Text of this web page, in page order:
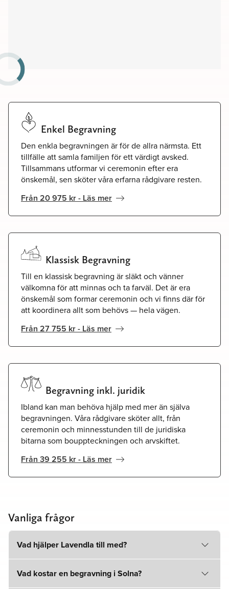
Enkel Begravning
Den enkla begravningen är för de allra närmsta. Ett
tillfälle att samla familjen för ett värdigt avsked.
Tillsammans utformar vi ceremonin efter era
önskemål, sen sköter våra erfarna rådgivare resten.
Från 20 975 kr - Läs mer
Klassisk Begravning
Till en klassisk begravning är släkt och vänner
välkomna för att minnas och ta farväl. Det är era
önskemål som formar ceremonin och vi finns där för
att koordinera allt som behövs — hela vägen.
Från 27 755 kr - Läs mer
Begravning inkl. juridik
Ibland kan man behöva hjälp med mer än själva
begravningen. Våra rådgivare sköter allt, från
ceremonin och minnesstunden till de juridiska
bitarna som bouppteckningen och arvskiftet.
Från 39 255 kr - Läs mer
Vanliga frågor
Vad hjälper Lavendla till med?
Vad kostar en begravning i Solna?